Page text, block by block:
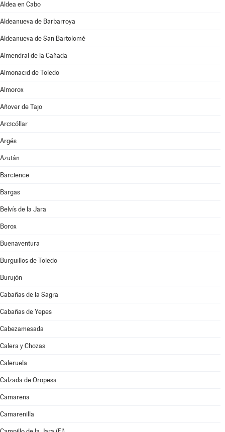
Aldea en Cabo
Aldeanueva de Barbarroya
Aldeanueva de San Bartolomé
Almendral de la Cañada
Almonacid de Toledo
Almorox
Añover de Tajo
Arcicóllar
Argés
Azután
Barcience
Bargas
Belvís de la Jara
Borox
Buenaventura
Burguillos de Toledo
Burujón
Cabañas de la Sagra
Cabañas de Yepes
Cabezamesada
Calera y Chozas
Caleruela
Calzada de Oropesa
Camarena
Camarenilla